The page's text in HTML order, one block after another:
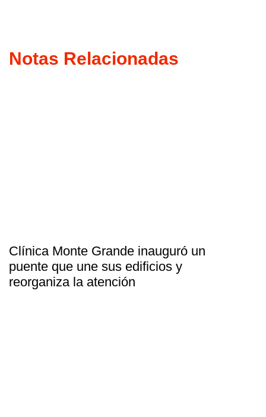
Notas Relacionadas
Clínica Monte Grande inauguró un
puente que une sus edificios y
reorganiza la atención